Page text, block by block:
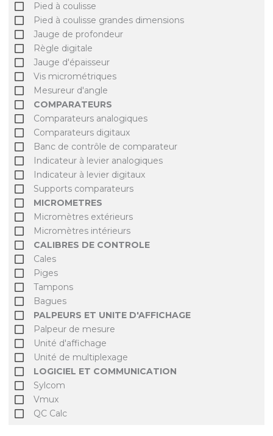
Pied à coulisse
Pied à coulisse grandes dimensions
Jauge de profondeur
Règle digitale
Jauge d'épaisseur
Vis micrométriques
Mesureur d'angle
COMPARATEURS
Comparateurs analogiques
Comparateurs digitaux
Banc de contrôle de comparateur
Indicateur à levier analogiques
Indicateur à levier digitaux
Supports comparateurs
MICROMETRES
Micromètres extérieurs
Micromètres intérieurs
CALIBRES DE CONTROLE
Cales
Piges
Tampons
Bagues
PALPEURS ET UNITE D'AFFICHAGE
Palpeur de mesure
Unité d'affichage
Unité de multiplexage
LOGICIEL ET COMMUNICATION
Sylcom
Vmux
QC Calc